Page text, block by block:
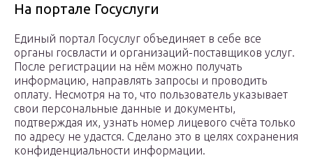
На портале Госуслуги
Единый портал Госуслуг объединяет в себе все
органы госвласти и организаций-поставщиков услуг.
После регистрации на нём можно получать
информацию, направлять запросы и проводить
оплату. Несмотря на то, что пользователь указывает
свои персональные данные и документы,
подтверждая их, узнать номер лицевого счёта только
по адресу не удастся. Сделано это в целях сохранения
конфиденциальности информации.